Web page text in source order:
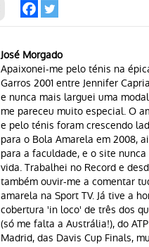
José Morgado
Apaixonei-me pelo ténis na
Garros 2001 entre Jennifer
e nunca mais larguei uma
me pareceu muito especial. O
e pelo ténis foram crescendo
para o Bola Amarela em 2008,
para a faculdade, e o site
vida. Trabalhei no Record e
também ouvir-me a comentar
amarela na Sport TV. Já tive a
cobertura 'in loco' de três dos
(só me falta a Austrália!), do
Madrid, das Davis Cup Finals,